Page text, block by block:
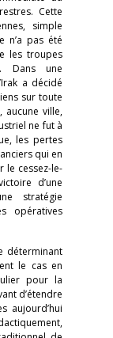
Cette
simple
n’a pas été
les troupes
Dans une
a décidé
sur toute
aucune ville,
ne fut à
les pertes
qui en
le cessez-le-
d’une
stratégie
opératives
déterminant
le cas en
pour la
d’étendre
aujourd’hui